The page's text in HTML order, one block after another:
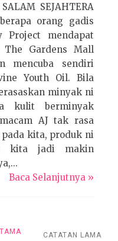
SEJAHTERA
orang gadis
mendapat
The Gardens Mall
mencuba sendiri
Youth Oil. Bila
minyak ni
kulit berminyak
AJ tak rasa
pada kita, produk ni
kita jadi makin
Baca Selanjutnya »
CATATAN LAMA